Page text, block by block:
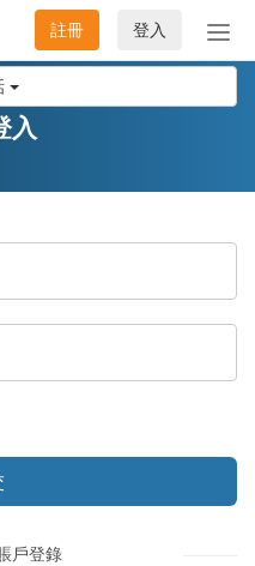
切
換
登入
註冊
入
戶登錄